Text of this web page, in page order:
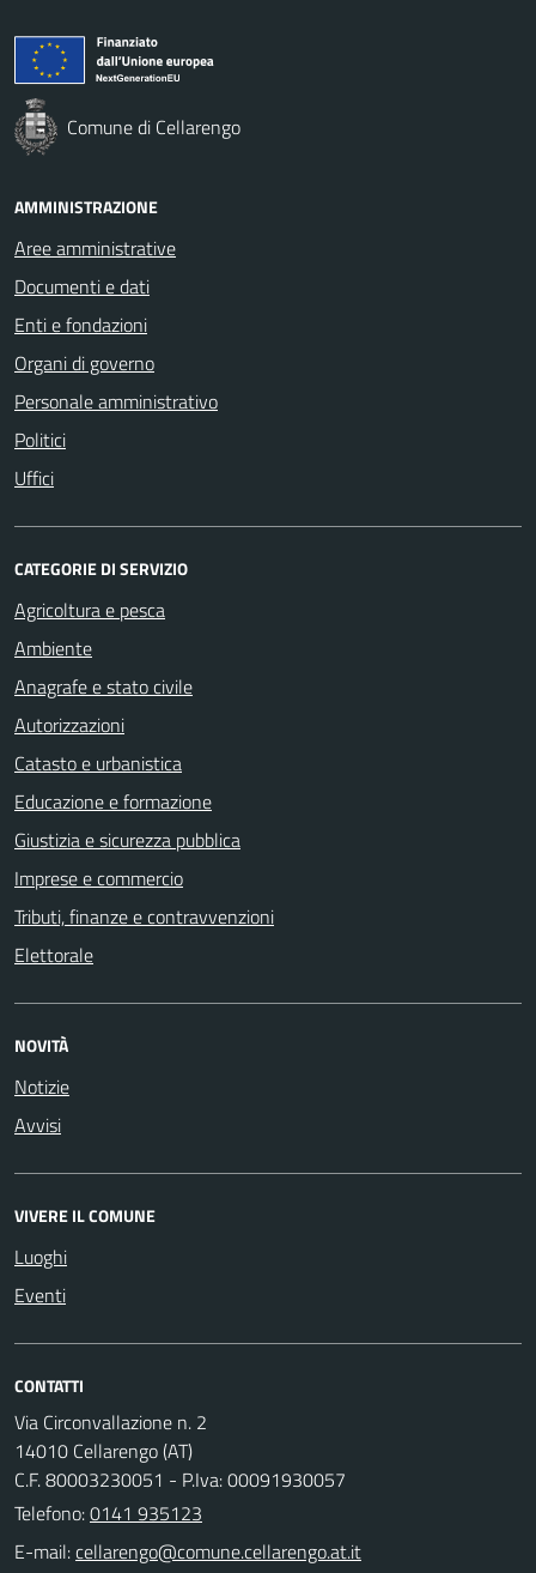
Comune di Cellarengo
AMMINISTRAZIONE
Aree amministrative
Documenti e dati
Enti e fondazioni
Organi di governo
Personale amministrativo
Politici
Uffici
CATEGORIE DI SERVIZIO
Agricoltura e pesca
Ambiente
Anagrafe e stato civile
Autorizzazioni
Catasto e urbanistica
Educazione e formazione
Giustizia e sicurezza pubblica
Imprese e commercio
Tributi, finanze e contravvenzioni
Elettorale
NOVITÀ
Notizie
Avvisi
VIVERE IL COMUNE
Luoghi
Eventi
CONTATTI
Via Circonvallazione n. 2
14010 Cellarengo (AT)
C.F. 80003230051 - P.Iva: 00091930057
Telefono:0141 935123
E-mail: